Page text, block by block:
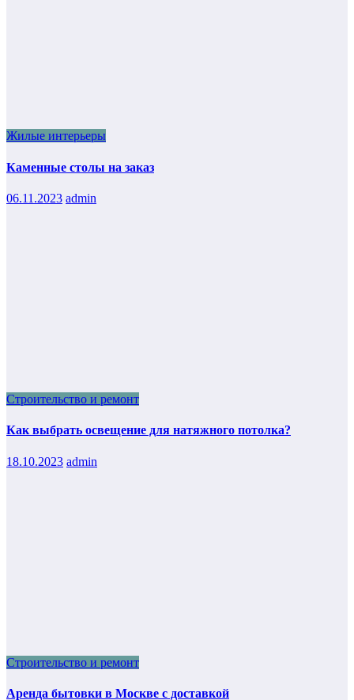
Жилые интерьеры
Каменные столы на заказ
06.11.2023 admin
Строительство и ремонт
Как выбрать освещение для натяжного потолка?
18.10.2023 admin
Строительство и ремонт
Аренда бытовки в Москве с доставкой